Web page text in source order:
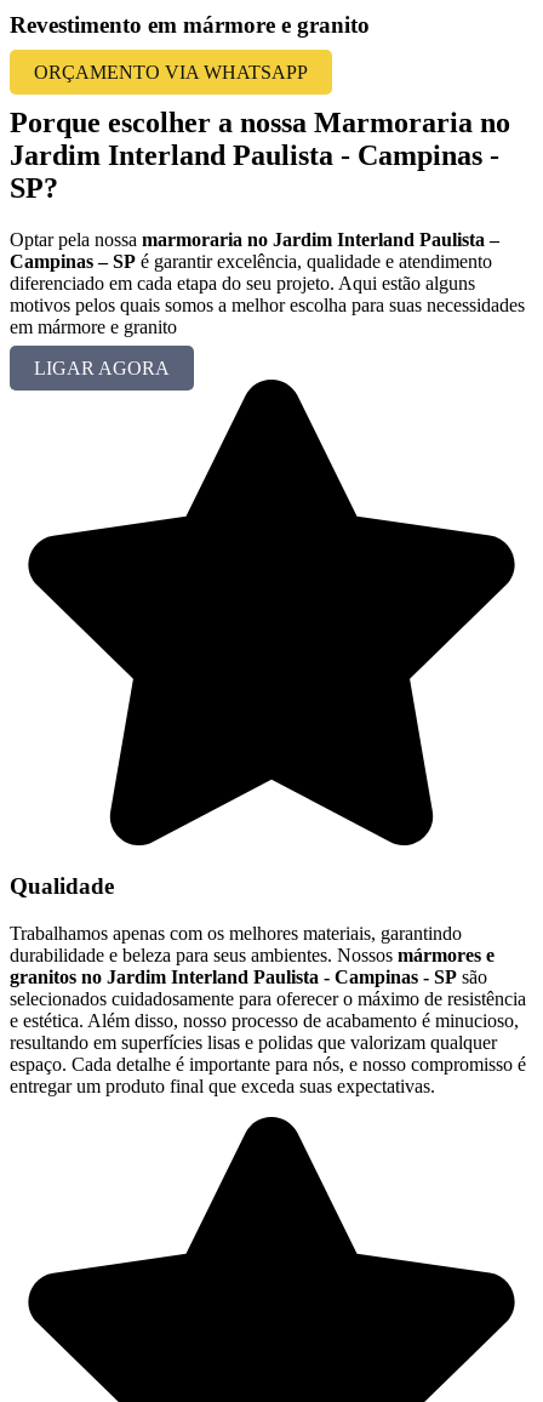
Revestimento em mármore e granito
ORÇAMENTO VIA WHATSAPP
Porque escolher a nossa Marmoraria no
Jardim Interland Paulista - Campinas -
SP?
Optar pela nossa marmoraria no Jardim Interland Paulista –
Campinas – SP é garantir excelência, qualidade e atendimento
diferenciado em cada etapa do seu projeto. Aqui estão alguns
motivos pelos quais somos a melhor escolha para suas necessidades
em mármore e granito
LIGAR AGORA
Qualidade
Trabalhamos apenas com os melhores materiais, garantindo
durabilidade e beleza para seus ambientes. Nossos mármores e
granitos no Jardim Interland Paulista - Campinas - SP são
selecionados cuidadosamente para oferecer o máximo de resistência
e estética. Além disso, nosso processo de acabamento é minucioso,
resultando em superfícies lisas e polidas que valorizam qualquer
espaço. Cada detalhe é importante para nós, e nosso compromisso é
entregar um produto final que exceda suas expectativas.